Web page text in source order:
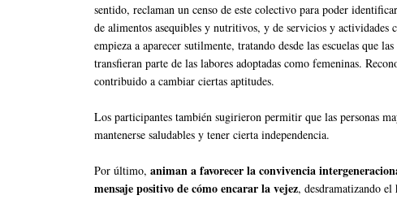
sentido, reclaman un censo de este colectivo para poder
de alimentos asequibles y nutritivos, y de servicios y actividades
empieza a aparecer sutilmente, tratando desde las escuelas que
transfieran parte de las labores adoptadas como femeninas.
contribuido a cambiar ciertas aptitudes.
Los participantes también sugirieron permitir que las personas
mantenerse saludables y tener cierta independencia.
Por último, animan a favorecer la convivencia
mensaje positivo de cómo encarar la vejez, desdramatizando